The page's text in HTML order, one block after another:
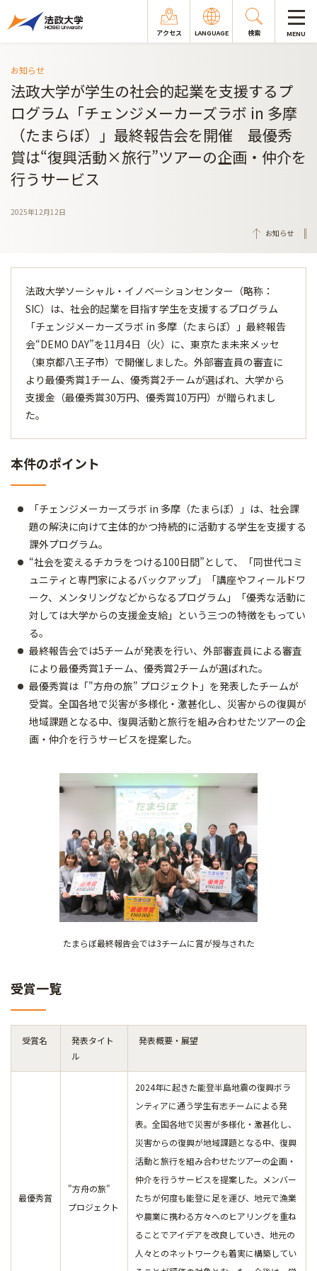
アクセス LANGUAGE 検索 MENU
お知らせ
法政大学が学生の社会的起業を支援するプ
ログラム「チェンジメーカーズラボ in 多摩
（たまらぼ）」最終報告会を開催 最優秀
賞は“復興活動×旅行”ツアーの企画・仲介を
行うサービス
2025年12月12日
お知らせ
法政大学ソーシャル・イノベーションセンター（略称：
SIC）は、社会的起業を目指す学生を支援するプログラム
「チェンジメーカーズラボ in 多摩（たまらぼ）」最終報告
会“DEMO DAY”を11月4日（火）に、東京たま未来メッセ
（東京都八王子市）で開催しました。外部審査員の審査に
より最優秀賞1チーム、優秀賞2チームが選ばれ、大学から
支援金（最優秀賞30万円、優秀賞10万円）が贈られまし
た。
本件のポイント
「チェンジメーカーズラボ in 多摩（たまらぼ）」は、社会課
題の解決に向けて主体的かつ持続的に活動する学生を支援する
課外プログラム。
“社会を変えるチカラをつける100日間”として、「同世代コミ
ュニティと専門家によるバックアップ」「講座やフィールドワ
ーク、メンタリングなどからなるプログラム」「優秀な活動に
対しては大学からの支援金支給」という三つの特徴をもってい
る。
最終報告会では5チームが発表を行い、外部審査員による審査
により最優秀賞1チーム、優秀賞2チームが選ばれた。
最優秀賞は「"方舟の旅" プロジェクト」を発表したチームが
受賞。全国各地で災害が多様化・激甚化し、災害からの復興が
地域課題となる中、復興活動と旅行を組み合わせたツアーの企
画・仲介を行うサービスを提案した。
たまらぼ最終報告会では3チームに賞が授与された
受賞一覧
受賞名
発表タイト
ル
発表概要・展望
最優秀賞
"方舟の旅"
プロジェクト
2024年に起きた能登半島地震の復興ボラ
ンティアに通う学生有志チームによる発
表。全国各地で災害が多様化・激甚化し、
災害からの復興が地域課題となる中、復興
活動と旅行を組み合わせたツアーの企画・
仲介を行うサービスを提案した。メンバー
たちが何度も能登に足を運び、地元で漁業
や農業に携わる方々へのヒアリングを重ね
ることでアイデアを改良していき、地元の
人々とのネットワークも着実に構築してい